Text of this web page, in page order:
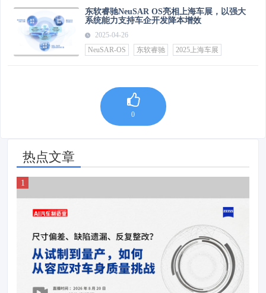
东软睿驰NeuSAR OS亮相上海车展，以强大
系统能力支持车企开发降本增效
2025-04-26
NeuSAR-OS
东软睿驰 2025上海车展
0
热点文章